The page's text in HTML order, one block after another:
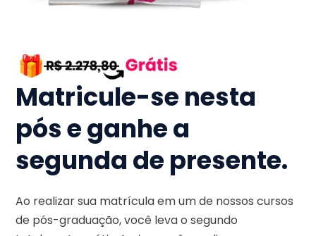
Matricule-se nesta
pós e ganhe a
segunda de presente.
Ao realizar sua matrícula em um de nossos cursos
de pós-graduação, você leva o segundo